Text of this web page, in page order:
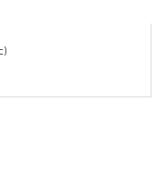
)